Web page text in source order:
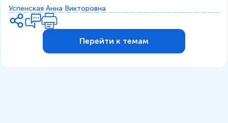
Успенская Анна Викторовна
Перейти к темам